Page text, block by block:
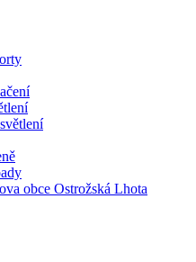
obce Ostrožská Lhota